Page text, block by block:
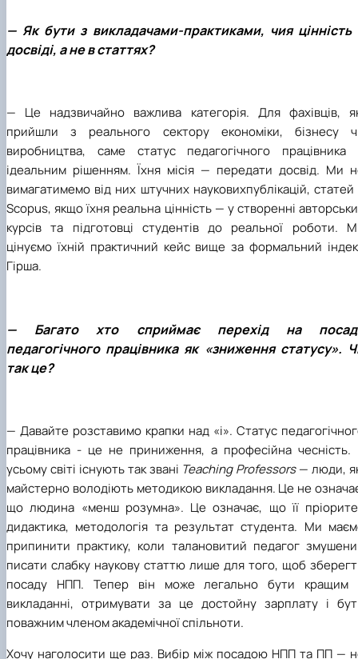
— Як бути з викладачами-практиками, чия цінність
досвіді, а не в статтях?
— Це надзвичайно важлива категорія. Для фахівців,
прийшли з реального сектору економіки, бізнесу
виробництва, саме статус
педагогічного працівника
ідеальним рішенням. Їхня місія — передати досвід. Ми
вимагатимемо від них штучних науковихпублікацій, статей
Scopus, якщо їхня реальна цінність — у створенні
курсів та підготовці студентів до реальної роботи.
цінуємо їхній практичний кейс вище за формальний
Гірша.
— Багато хто сприймає перехід на
педагогічного працівника як «зниження статусу».
так це?
— Давайте розставимо крапки над «і». Статус
працівника - це не приниження, а професійна чесність.
усьому світі існують так звані Teaching Professors — люди,
майстерно володіють методикою викладання. Це не
що людина «менш розумна». Це означає, що її
дидактика, методологія та результат студента. Ми
припинити практику, коли талановитий педагог
писати слабку наукову статтю лише для того, щоб
посаду НПП. Тепер він може легально бути кращим
викладанні, отримувати за це достойну зарплату і
поважним членом академічної спільноти.
Хочу наголосити ще раз. Вибір між посадою НПП та ПП —